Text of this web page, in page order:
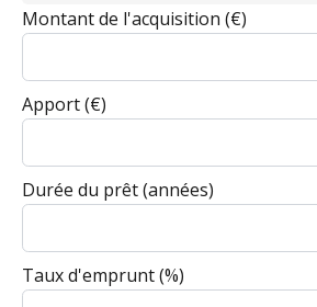
Montant de l'acquisition (€)
Apport(€)
Durée du prêt(années)
Taux d'emprunt(%)